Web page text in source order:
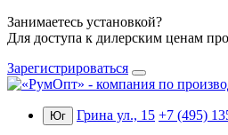
Занимаетесь установкой?
Для доступа к дилерским ценам
Зарегистрироваться
Юг Грина ул., 15 +7 (495)